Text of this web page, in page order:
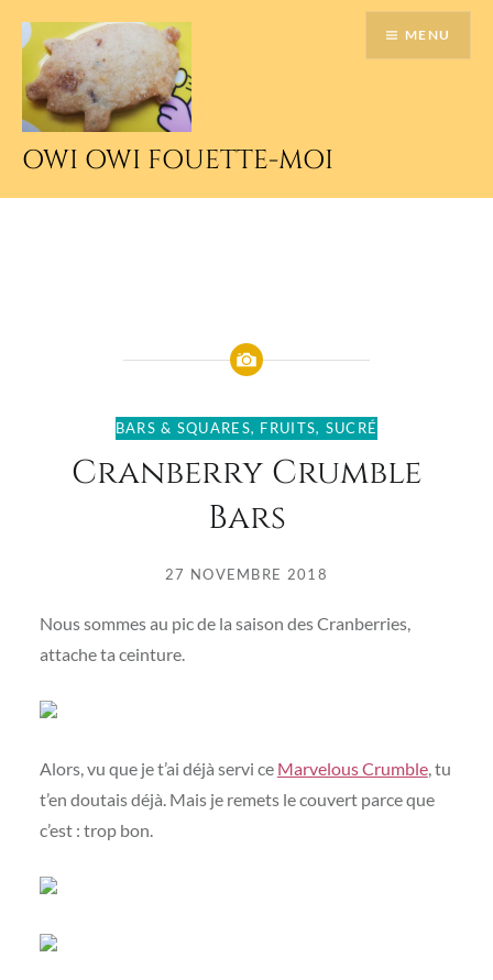
contenu
principal
OWI OWI FOUETTE-MOI
MENU
BARS & SQUARES, FRUITS, SUCRÉ
Cranberry Crumble
Bars
27 NOVEMBRE 2018
Nous sommes au pic de la saison des Cranberries,
attache ta ceinture.
Alors, vu que je t’ai déjà servi ce Marvelous Crumble, tu
t’en doutais déjà. Mais je remets le couvert parce que
c’est : trop bon.